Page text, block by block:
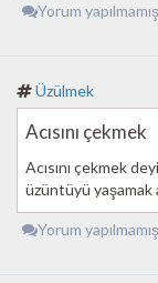
Yorum yapılmamış
Üzülmek
Acısını çekmek
Acısını çekmek
üzüntüyü yaşamak
Yorum yapılmamış